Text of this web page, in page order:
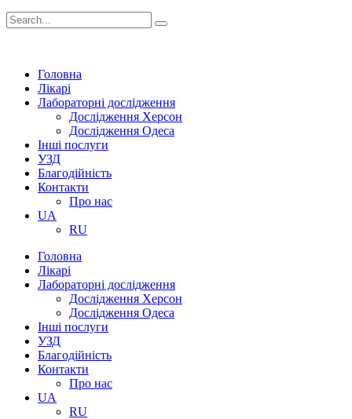
Головна
Лікарі
Лабораторні дослідження
Дослідження Херсон
Дослідження Одеса
Інші послуги
УЗД
Благодійність
Контакти
Про нас
UA
RU
Головна
Лікарі
Лабораторні дослідження
Дослідження Херсон
Дослідження Одеса
Інші послуги
УЗД
Благодійність
Контакти
Про нас
UA
RU